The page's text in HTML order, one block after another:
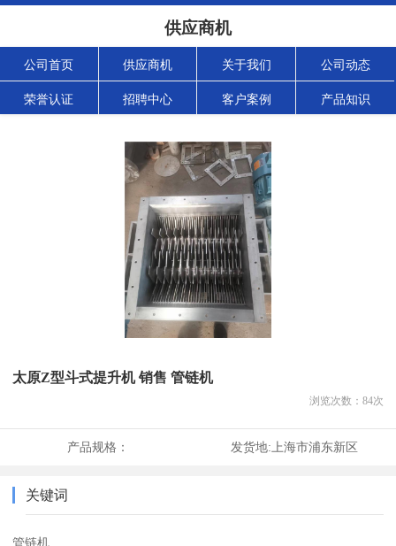
供应商机
公司首页 供应商机 关于我们 公司动态
荣誉认证 招聘中心 客户案例 产品知识
太原Z型斗式提升机 销售 管链机
浏览次数： 84次
产品规格： 发货地: 上海市浦东新区
关键词
管链机